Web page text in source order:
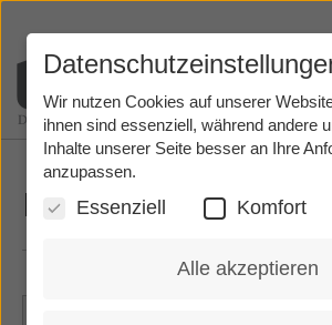
zum
Deike Petersen
Wir nutzen Cookies auf unserer
ihnen sind essenziell, während andere
Inhalte unserer Seite besser an Ihre
anzupassen.
Essenziell Komfort
Alle akzeptieren